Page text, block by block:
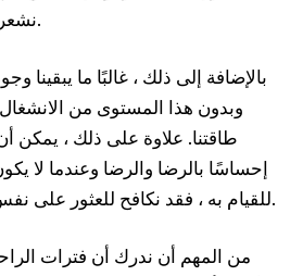
نشعر بالخمول وعدم الإلهام.
بالإضافة إلى ذلك ، غالبًا ما يبقينا
وبدون هذا المستوى من
طاقتنا. علاوة على ذلك ، يمكن أن
إحساسًا بالرضا والرضا وعندما لا
للقيام به ، فقد نكافح للعثور على نفس المستوى من التحفيز.
من المهم أن ندرك أن فترات